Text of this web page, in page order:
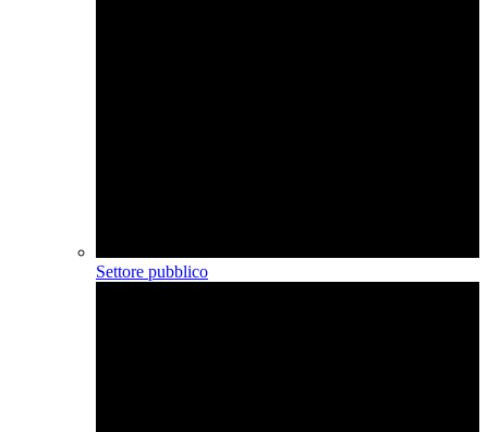
Settore pubblico